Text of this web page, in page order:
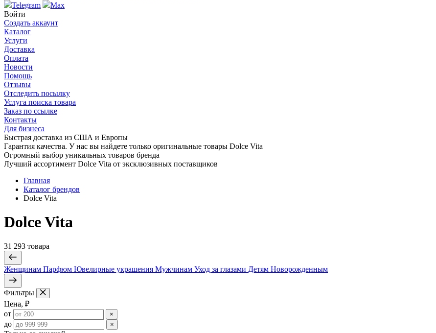
Telegram
Max
Войти
Создать аккаунт
Каталог
Услуги
Доставка
Оплата
Новости
Помощь
Отзывы
Отследить посылку
Услуга поиска товара
Заказ по ссылке
Контакты
Для бизнеса
Быстрая доставка из США и Европы
Гарантия качества. У нас вы найдете только оригинальные товары Dolce Vita
Огромный выбор уникальных товаров бренда
Лучший ассортимент Dolce Vita от эксклюзивных поставщиков
Главная
Каталог брендов
Dolce Vita
Dolce Vita
31 293 товарa
Женщинам Парфюм Ювелирные украшения Мужчинам Уход за глазами Детям Новорожденным
Фильтры
Цена, ₽
от
×
до ×